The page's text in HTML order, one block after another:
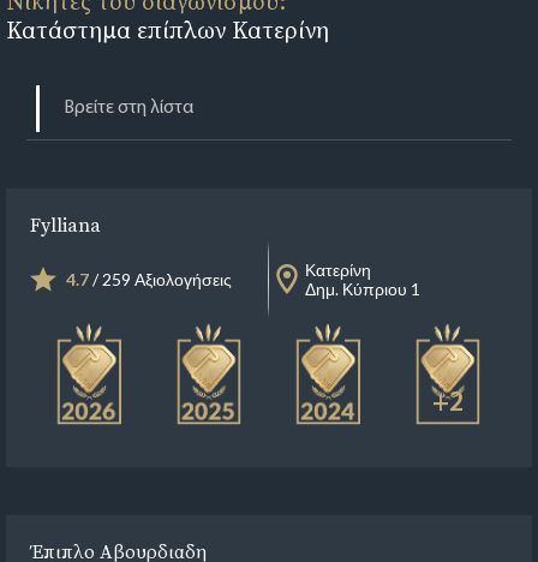
Κατάστημα επίπλων Κατερίνη
Fylliana
4.7/ 259 Αξιολογήσεις
Κατερίνη
Δημ. Κύπριου 1
+2
Έπιπλο Αβουρδιαδη